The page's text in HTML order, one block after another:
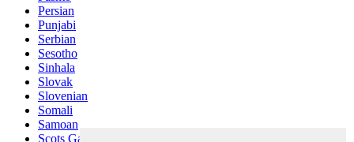
Persian
Punjabi
Serbian
Sesotho
Sinhala
Slovak
Slovenian
Somali
Samoan
Scots Gaelic